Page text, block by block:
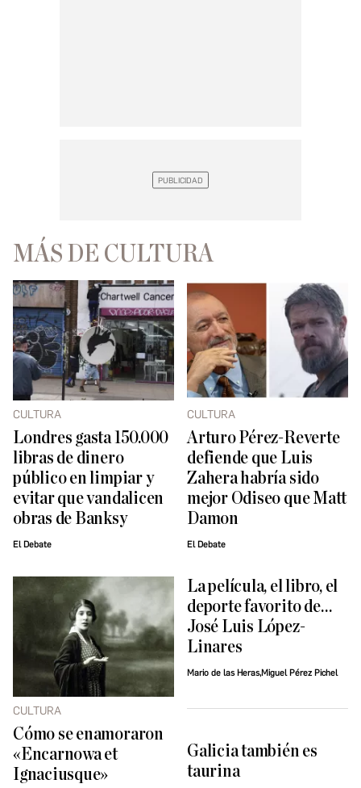
MÁS DE CULTURA
CULTURA
Londres gasta 150.000
libras de dinero
público en limpiar y
evitar que vandalicen
obras de Banksy
El Debate
CULTURA
Arturo Pérez-Reverte
defiende que Luis
Zahera habría sido
mejor Odiseo que Matt
Damon
El Debate
CULTURA
Cómo se enamoraron
«Encarnowa et
Ignaciusque»
La película, el libro, el
deporte favorito de…
José Luis López-
Linares
Mario de las Heras,Miguel Pérez Pichel
Galicia también es
taurina